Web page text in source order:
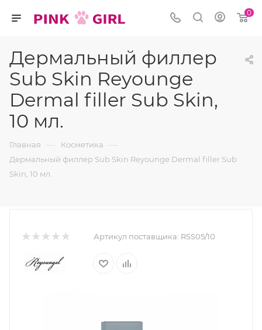
0
Дермальный филлер
Sub Skin Reyounge
Dermal filler Sub Skin,
10 мл.
Главная — Косметика —
Дермальный филлер Sub Skin Reyounge Dermal filler Sub
Skin, 10 мл.
Артикул поставщика: RSS05/10